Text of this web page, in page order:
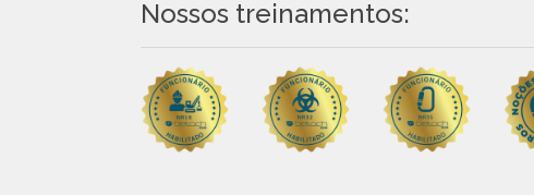
Nossos treinamentos: